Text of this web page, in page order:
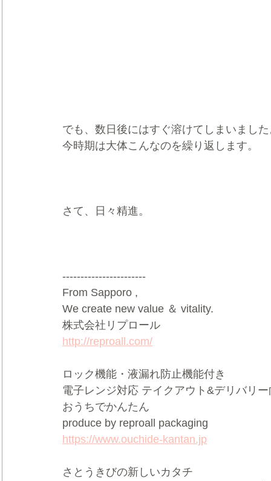
でも、数日後にはすぐ溶けてしまいまし
今時期は大体こんなのを繰り返します。
さて、日々精進。
-----------------------
From Sapporo ,
We create new value ＆ vitality.
株式会社リプロール
http://reproall.com/
ロック機能・液漏れ防止機能付き
電子レンジ対応 テイクアウト&デリバ
おうちでかんたん
produce by reproall packaging
https://www.ouchide-kantan.jp
さとうきびの新しいカタチ